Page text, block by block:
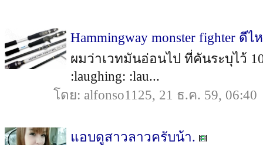
Hammingway monster fighter ดีไ
ผมว่าเวทมันอ่อนไป ที่คันระบุไว้
:laughing: :lau...
โดย: alfonso1125, 21 ธ.ค. 59, 06:40
แอบดูสาวลาวครับน้า.